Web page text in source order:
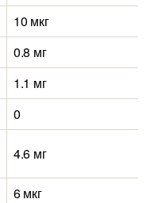
10 мкг
0.8 мг
1.1 мг
0
4.6 мг
6 мкг